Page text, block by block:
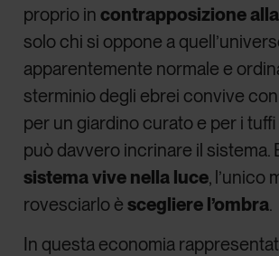
proprio incontrapposizione
solo chi si oppone a
apparentemente normale e
sterminio degli ebrei convive con
per un giardino curato e per i
può davvero incrinare il sistema.
sistema vive nella luce, l’unico
rovesciarlo èscegliere l’ombra.
In questa economia